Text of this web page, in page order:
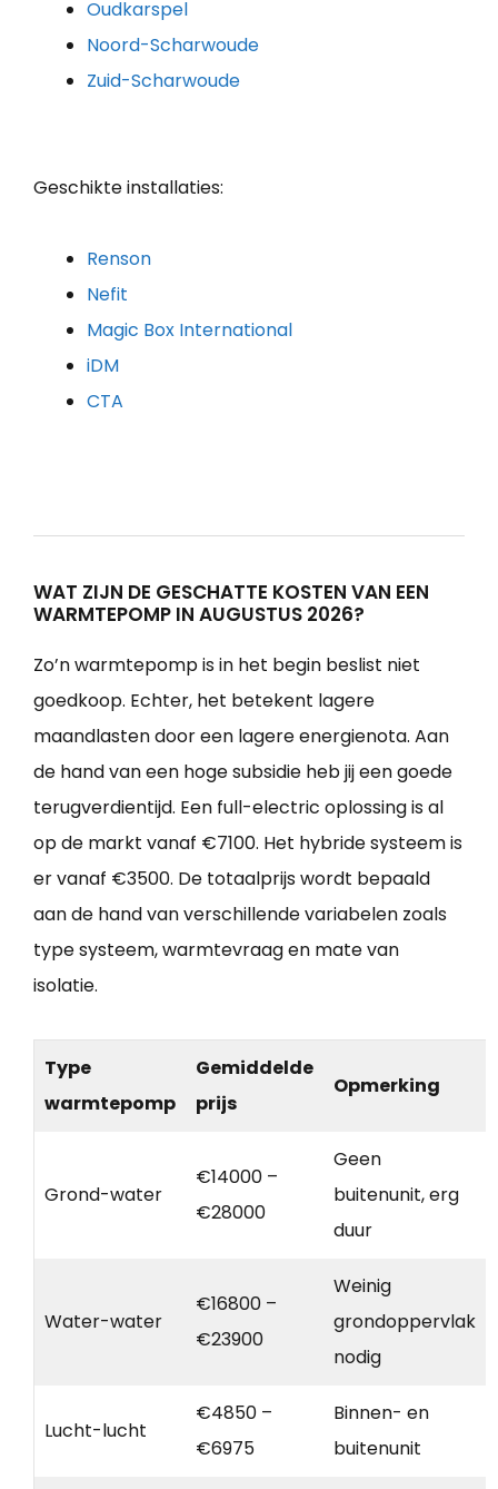
Oudkarspel
Noord-Scharwoude
Zuid-Scharwoude
Geschikte installaties:
Renson
Nefit
Magic Box International
iDM
CTA
WAT ZIJN DE GESCHATTE KOSTEN VAN EEN
WARMTEPOMP IN AUGUSTUS 2026?
Zo’n warmtepomp is in het begin beslist niet
goedkoop. Echter, het betekent lagere
maandlasten door een lagere energienota. Aan
de hand van een hoge subsidie heb jij een goede
terugverdientijd. Een full-electric oplossing is al
op de markt vanaf €7100. Het hybride systeem is
er vanaf €3500. De totaalprijs wordt bepaald
aan de hand van verschillende variabelen zoals
type systeem, warmtevraag en mate van
isolatie.
Type
warmtepomp
Gemiddelde
prijs
Opmerking
Grond-water
€14000 –
€28000
Geen
buitenunit, erg
duur
Water-water
€16800 –
€23900
Weinig
grondoppervlak
nodig
Lucht-lucht
€4850 –
€6975
Binnen- en
buitenunit